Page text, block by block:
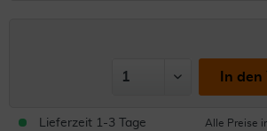
In
Lieferzeit 1-3 Tage Alle Preise